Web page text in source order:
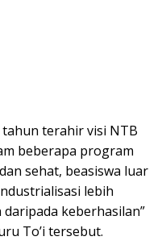
tahun terahir visi NTB
beberapa program
sehat, beasiswa luar
lebih
keberhasilan”
To’i tersebut.